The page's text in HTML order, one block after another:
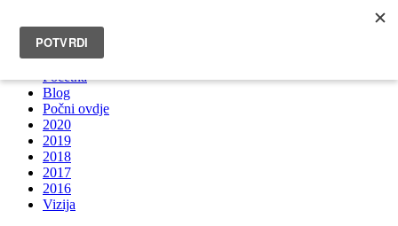
INFO@BRUNOBOKSIC.COM
Početna
Blog
Počni ovdje
2020
2019
2018
2017
2016
Vizija